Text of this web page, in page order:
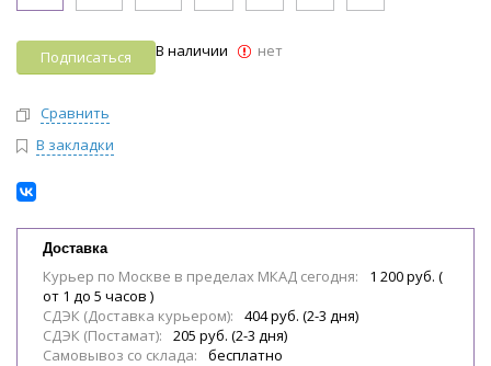
Подписаться В наличии нет
Сравнить
В закладки
Доставка
Курьер по Москве в пределах МКАД сегодня:
1 200 руб. (
от 1 до 5 часов )
СДЭК (Доставка курьером):
404 руб. (2-3 дня)
СДЭК (Постамат):
205 руб. (2-3 дня)
Самовывоз со склада:
бесплатно